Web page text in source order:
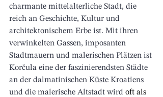
charmante mittelalterliche Stadt, die
reich an Geschichte, Kultur und
architektonischem Erbe ist. Mit ihren
verwinkelten Gassen, imposanten
Stadtmauern und malerischen Plätzen ist
Korčula eine der faszinierendsten Städte
an der dalmatinischen Küste Kroatiens
und die malerische Altstadt wird oft als